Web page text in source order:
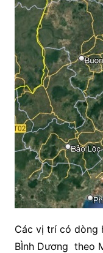
Các vị trí có dòng
BÌnh Dương theo